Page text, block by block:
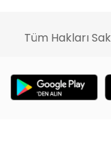
Tüm Hakları